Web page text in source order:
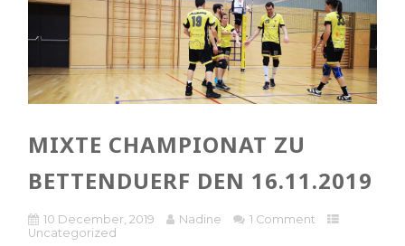
MIXTE CHAMPIONAT ZU
BETTENDUERF DEN 16.11.2019
10 December, 2019 Nadine
1 Comment
Uncategorized